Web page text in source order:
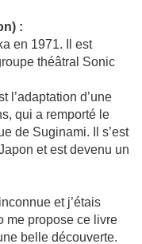
:
en 1971. Il est
théâtral Sonic
l’adaptation d’une
qui a remporté le
de Suginami. Il s’est
et est devenu un
et j’étais
me propose ce livre
belle découverte.